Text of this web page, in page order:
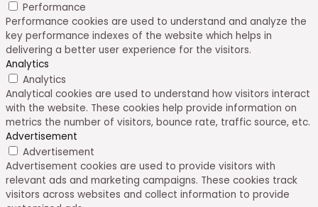
Performance
Performance cookies are used to understand and analyze the
key performance indexes of the website which helps in
delivering a better user experience for the visitors.
Analytics
Analytics
Analytical cookies are used to understand how visitors interact
with the website. These cookies help provide information on
metrics the number of visitors, bounce rate, traffic source, etc.
Advertisement
Advertisement
Advertisement cookies are used to provide visitors with
relevant ads and marketing campaigns. These cookies track
visitors across websites and collect information to provide